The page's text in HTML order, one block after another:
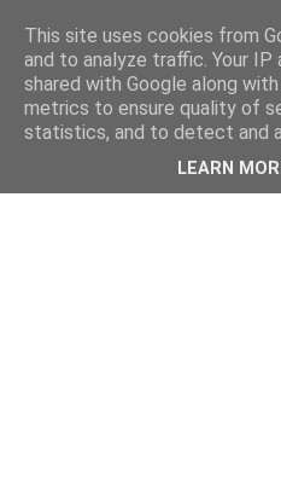
This site uses cookies from
and to analyze traffic. Your IP
shared with Google along
metrics to ensure quality of
statistics, and to detect and
LEARN